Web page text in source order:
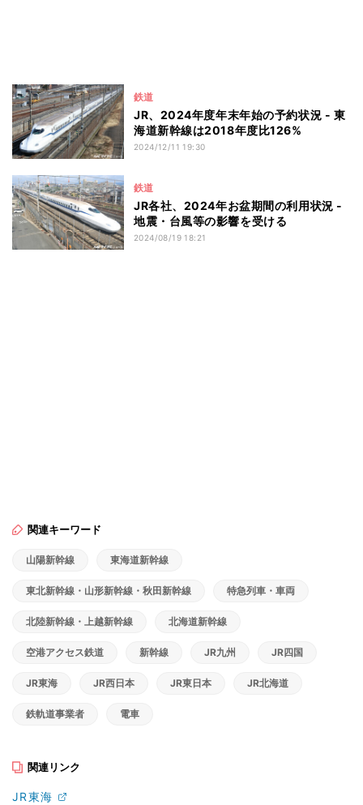
鉄道
JR、2024年度年末年始の予約状況 - 東
海道新幹線は2018年度比126%
2024/12/11 19:30
鉄道
JR各社、2024年お盆期間の利用状況 -
地震・台風等の影響を受ける
2024/08/19 18:21
関連キーワード
山陽新幹線 東海道新幹線
東北新幹線・山形新幹線・秋田新幹線 特急列車・車両
北陸新幹線・上越新幹線 北海道新幹線
空港アクセス鉄道 新幹線 JR九州 JR四国
JR東海 JR西日本 JR東日本 JR北海道
鉄軌道事業者 電車
関連リンク
JR東海